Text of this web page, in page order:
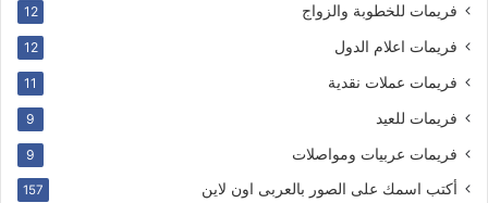
فريمات للخطوبة والزواج 12
فريمات اعلام الدول 12
فريمات عملات نقدية 11
فريمات للعيد 9
فريمات عربيات ومواصلات 9
أكتب اسمك على الصور بالعربى اون لاين 157